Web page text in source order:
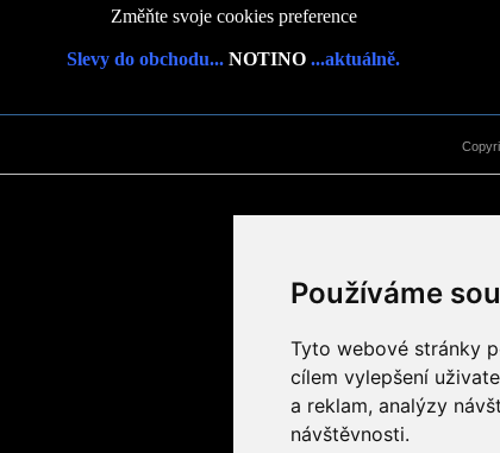
Používáme
Tyto webové stránky
cílem vylepšení
a reklam, analýzy
návštěvnosti.
Změňte svoje cookies preference
Slevy do obchodu... NOTINO ...aktuálně.